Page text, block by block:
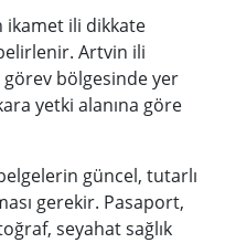
ikamet ili dikkate
Artvin ili
bölgesinde yer
yetki alanına göre
güncel, tutarlı
gerekir. Pasaport,
seyahat sağlık